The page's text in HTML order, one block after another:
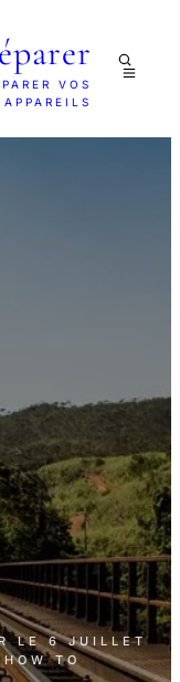
VOS
APPAREILS
LE6 JUILLET
HOW TO